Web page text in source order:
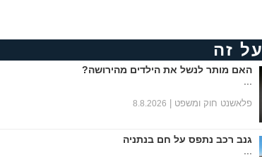
זה
האם מותר לנשל את הילדים מהירושה?
פלאשנט חוק ומשפט | 8.8.2026
גנב רכב נתפס על חם בנתניה